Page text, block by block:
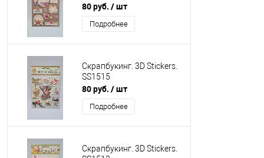
80 руб. / шт
Подробнее
Скрапбукинг. 3D Stickers.
SS1515
80 руб. / шт
Подробнее
Скрапбукинг. 3D Stickers.